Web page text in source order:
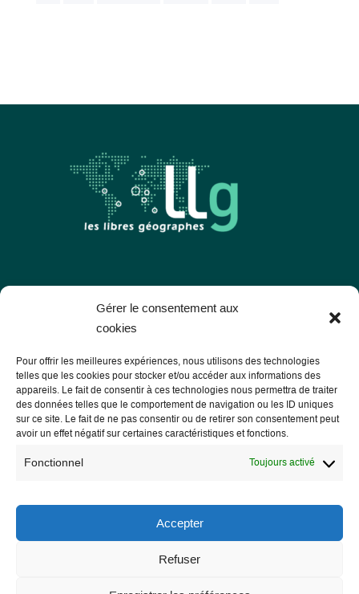
Gérer le consentement aux
cookies
Pour offrir les meilleures expériences, nous utilisons des technologies
telles que les cookies pour stocker et/ou accéder aux informations des
appareils. Le fait de consentir à ces technologies nous permettra de traiter
des données telles que le comportement de navigation ou les ID uniques
sur ce site. Le fait de ne pas consentir ou de retirer son consentement peut
avoir un effet négatif sur certaines caractéristiques et fonctions.
Fonctionnel Toujours activé
Accepter
Refuser
Les Libres Géographes
56000 Vannes
— Nous contacter